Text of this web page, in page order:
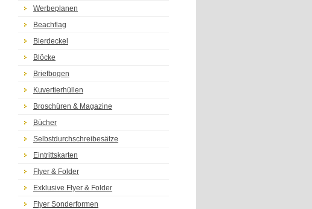
Werbeplanen
Beachflag
Bierdeckel
Blöcke
Briefbogen
Kuvertierhüllen
Broschüren & Magazine
Bücher
Selbstdurchschreibesätze
Eintrittskarten
Flyer & Folder
Exklusive Flyer & Folder
Flyer Sonderformen